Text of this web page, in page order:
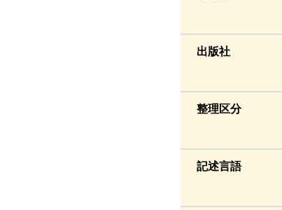
出版社
整理区分
記述言語